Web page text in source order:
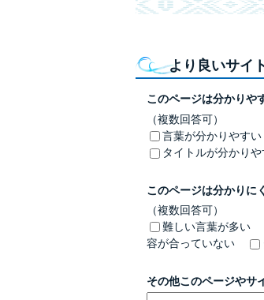
より良いサイ
このページは分かりや
（複数回答可）
言葉が分かりやすい
タイトルが分かり
このページは分かりに
（複数回答可）
難しい言葉が多い
容が合っていない
その他このページやサ